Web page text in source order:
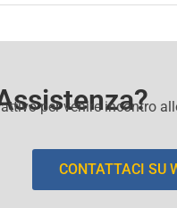
per venire incontro
CONTATTACI SU